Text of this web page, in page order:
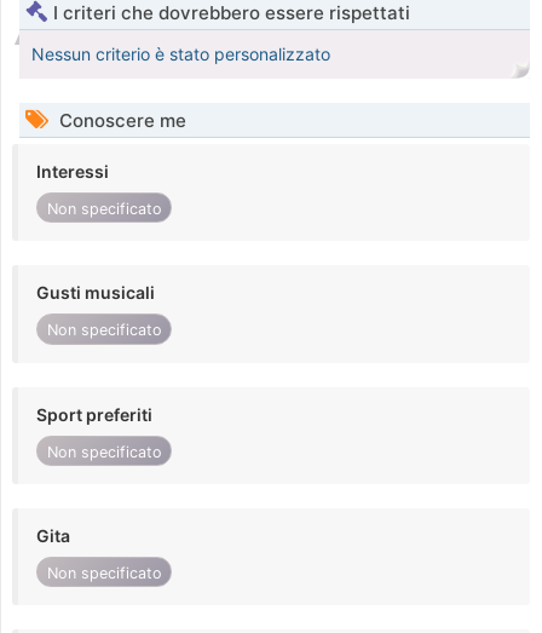
I criteri che dovrebbero essere rispettati
Nessun criterio è stato personalizzato
Conoscere me
Interessi
Non specificato
Gusti musicali
Non specificato
Sport preferiti
Non specificato
Gita
Non specificato